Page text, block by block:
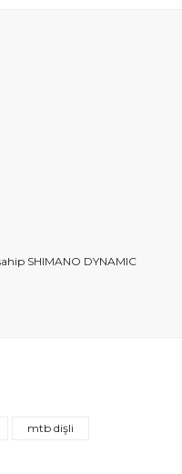
SHIMANO DYNAMIC
mtb dişli